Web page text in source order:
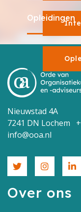
Opleidingen
Nieuwstad 4A
7241 DN Lochem
info@ooa.nl
Over ons